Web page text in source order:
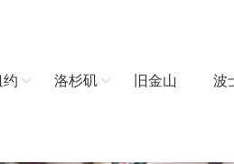
约 洛杉矶 旧金山 波